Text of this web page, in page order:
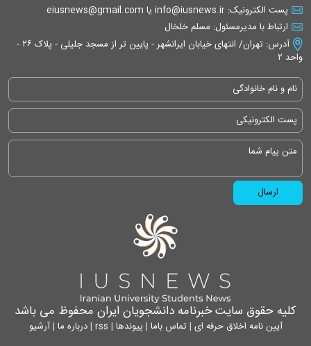
پست الکترونیک: info@iusnews.ir یا eiusnews@gmail.com
ارتباط با مدیرمسئول: مسلم خلخال
آدرس: تهران/ انتهای خیابان ایرانشهر - پایین تر از مسجد جلیلی - پلاک ۲۶ -
واحد ۲
کلیه حقوق سایت خبرنامه دانشجویان ایران محفوظ می باشد
آیین نامه اخلاق حرفه ای | تماس باما | پیوندها |
rss
|درباره ما |آرشیو